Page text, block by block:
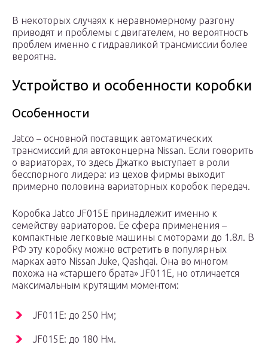
В некоторых случаях к неравномерному разгону
приводят и проблемы с двигателем, но вероятность
проблем именно с гидравликой трансмиссии более
вероятна.
Устройство и особенности коробки
Особенности
Jatco – основной поставщик автоматических
трансмиссий для автоконцерна Nissan. Если говорить
о вариаторах, то здесь Джатко выступает в роли
бесспорного лидера: из цехов фирмы выходит
примерно половина вариаторных коробок передач.
Коробка Jatco JF015E принадлежит именно к
семейству вариаторов. Ее сфера применения –
компактные легковые машины с моторами до 1.8л. В
РФ эту коробку можно встретить в популярных
марках авто Nissan Juke, Qashqai. Она во многом
похожа на «старшего брата» JF011E, но отличается
максимальным крутящим моментом:
JF011E: до 250 Нм;
JF015E: до 180 Нм.